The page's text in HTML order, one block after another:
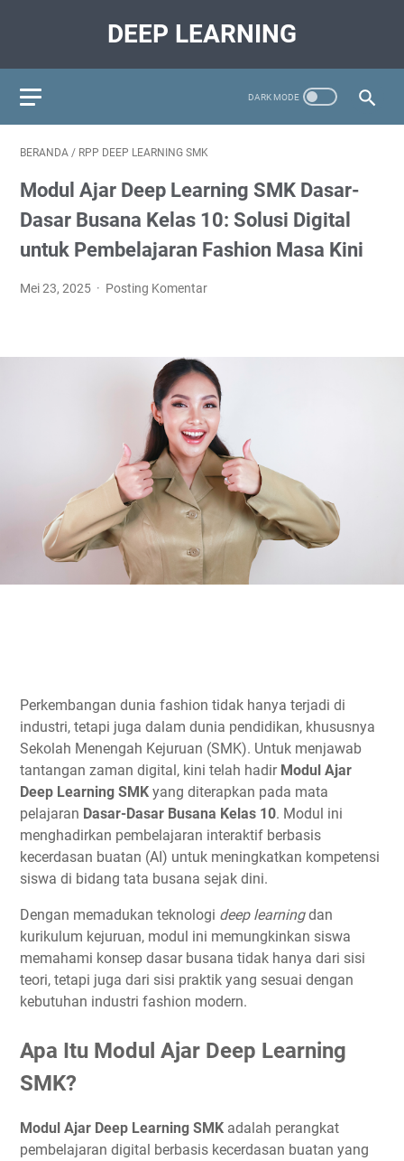
DEEP LEARNING
BERANDA / RPP DEEP LEARNING SMK
Modul Ajar Deep Learning SMK Dasar-
Dasar Busana Kelas 10: Solusi Digital
untuk Pembelajaran Fashion Masa Kini
Mei 23, 2025 Posting Komentar
Perkembangan dunia fashion tidak hanya terjadi di
industri, tetapi juga dalam dunia pendidikan, khususnya
Sekolah Menengah Kejuruan (SMK). Untuk menjawab
tantangan zaman digital, kini telah hadir Modul Ajar
Deep Learning SMK yang diterapkan pada mata
pelajaran Dasar-Dasar Busana Kelas 10. Modul ini
menghadirkan pembelajaran interaktif berbasis
kecerdasan buatan (AI) untuk meningkatkan kompetensi
siswa di bidang tata busana sejak dini.
Dengan memadukan teknologi deep learningdan
kurikulum kejuruan, modul ini memungkinkan siswa
memahami konsep dasar busana tidak hanya dari sisi
teori, tetapi juga dari sisi praktik yang sesuai dengan
kebutuhan industri fashion modern.
Apa Itu Modul Ajar Deep Learning
SMK?
Modul Ajar Deep Learning SMK adalah perangkat
pembelajaran digital berbasis kecerdasan buatan yang